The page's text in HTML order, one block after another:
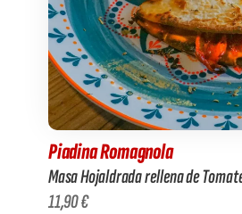
Piadina Romagnola
Masa Hojaldrada rellena de
11,90 €